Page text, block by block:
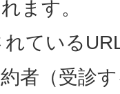
ます。
れている
者（受診